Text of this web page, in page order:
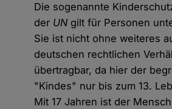
Die sogenannte
der UN gilt für Personen
Sie ist nicht ohne weiteres
deutschen rechtlichen
übertragbar, da hier der
"Kindes" nur bis zum 13.
Mit 17 Jahren ist der